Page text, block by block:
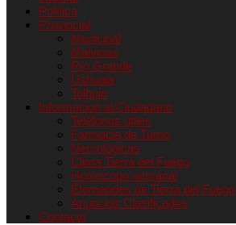
Política
Provincial
Municipal
Malvinas
Río Grande
Ushuaia
Tolhuin
Informacion al Ciudadano
Teléfonos útiles
Farmacia de Turno
Necrológicas
Clima Tierra del Fuego
Horóscopo semanal
Efemerides de Tierra del Fuego
Anuncios Clasificados
Contacto